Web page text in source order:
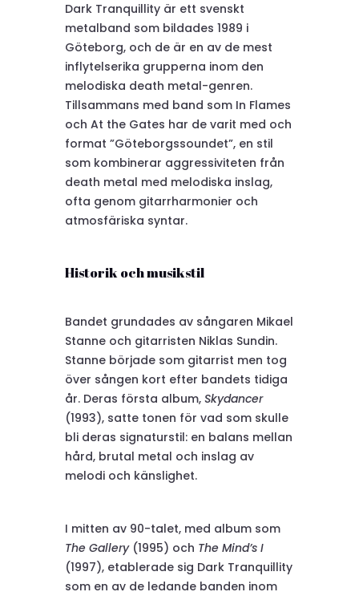
Dark Tranquillity är ett svenskt
metalband som bildades 1989 i
Göteborg, och de är en av de mest
inflytelserika grupperna inom den
melodiska death metal-genren.
Tillsammans med band som In Flames
och At the Gates har de varit med och
format ”Göteborgssoundet”, en stil
som kombinerar aggressiviteten från
death metal med melodiska inslag,
ofta genom gitarrharmonier och
atmosfäriska syntar.
Historik och musikstil
Bandet grundades av sångaren Mikael
Stanne och gitarristen Niklas Sundin.
Stanne började som gitarrist men tog
över sången kort efter bandets tidiga
år. Deras första album, Skydancer
(1993), satte tonen för vad som skulle
bli deras signaturstil: en balans mellan
hård, brutal metal och inslag av
melodi och känslighet.
I mitten av 90-talet, med album som
The Gallery(1995) och The Mind’s I
(1997), etablerade sig Dark Tranquillity
som en av de ledande banden inom